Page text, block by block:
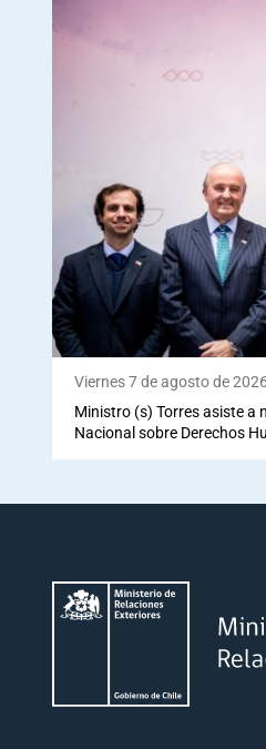
Viernes 7 de agosto de 2026
Ministro (s) Torres asiste a
Nacional sobre Derechos